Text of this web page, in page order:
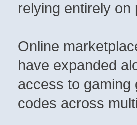
relying entirely on
Online
have expanded
access to gaming
codes across